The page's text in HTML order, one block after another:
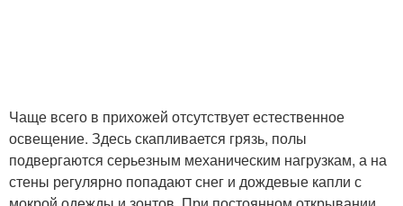
Чаще всего в прихожей отсутствует естественное
освещение. Здесь скапливается грязь, полы
подвергаются серьезным механическим нагрузкам, а на
стены регулярно попадают снег и дождевые капли с